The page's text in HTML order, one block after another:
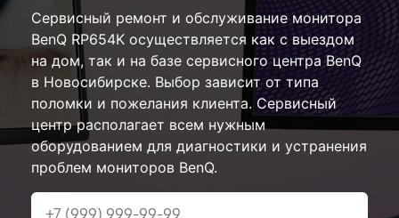
Сервисный ремонт и обслуживание монитора
BenQ RP654K осуществляется как с выездом
на дом, так и на базе сервисного центра BenQ
в Новосибирске. Выбор зависит от типа
поломки и пожелания клиента. Сервисный
центр располагает всем нужным
оборудованием для диагностики и устранения
проблем мониторов BenQ.